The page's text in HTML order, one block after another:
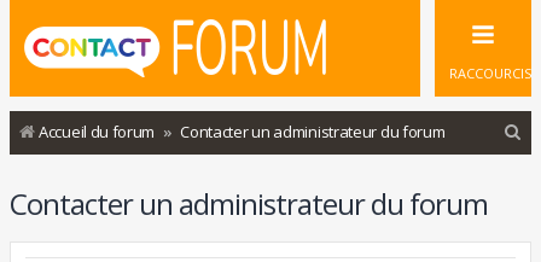
RACCOURCIS
Accueil du forum Contacter un administrateur du forum
Contacter un administrateur du forum